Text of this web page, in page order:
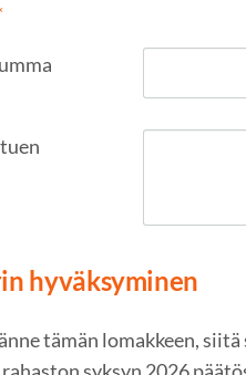
hyväksyminen
tämän lomakkeen,